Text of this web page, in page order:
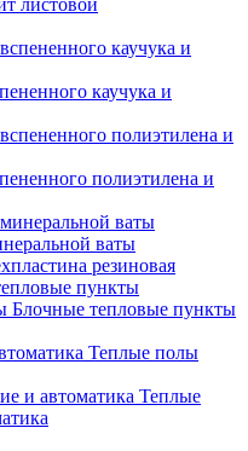
листовой
каучука и
полиэтилена и
ваты
резиновая
пункты
Блочные тепловые пункты
Теплые полы
Теплые